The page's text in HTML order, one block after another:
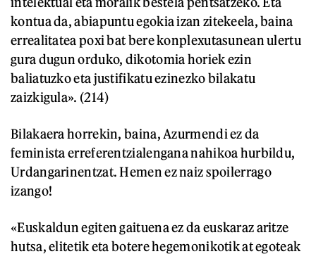
kontua da, abiapuntu egokia izan zitekeela, baina
errealitatea poxi bat bere konplexutasunean ulertu
gura dugun orduko, dikotomia horiek ezin
baliatuzko eta justifikatu ezinezko bilakatu
zaizkigula». (214)
Bilakaera horrekin, baina, Azurmendi ez da
feminista erreferentzialengana nahikoa hurbildu,
Urdangarinentzat. Hemen ez naiz spoilerrago
izango!
«Euskaldun egiten gaituena ez da euskaraz aritze
hutsa, elitetik eta botere hegemonikotik at egoteak